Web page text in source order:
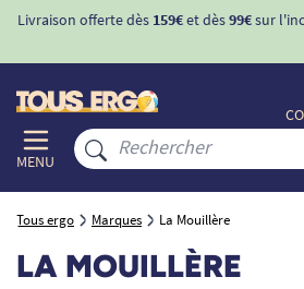
Livraison offerte dès 159€et dès99€sur
MENU
Tous ergo Marques La Mouillère
LA MOUILLÈRE